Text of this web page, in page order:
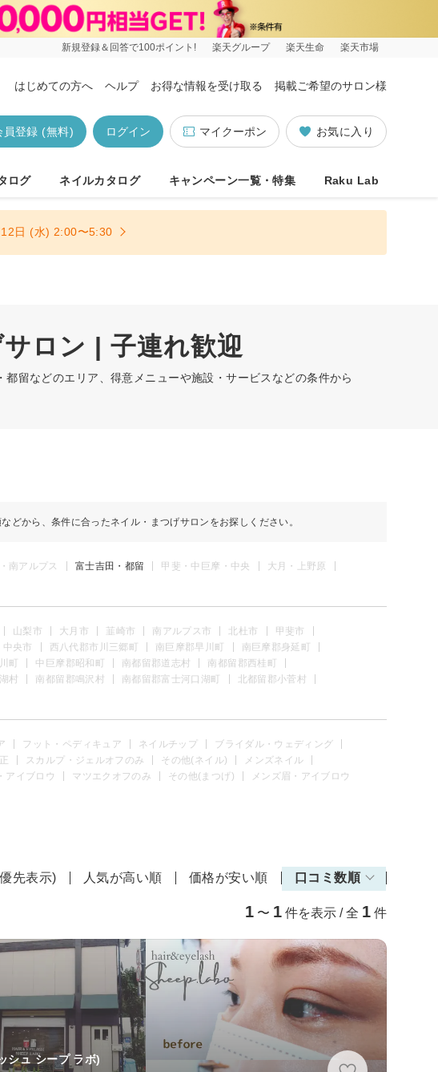
新規登録＆回答で100ポイント! 楽天グループ 楽天生命 楽天市場
はじめての方へ ヘルプ お得な情報を受け取る 掲載ご希望のサロン様
お気に入り
マイクーポン
ログイン
員登録 (無料)
ログ ネイルカタログ キャンペーン一覧・特集 Raku Lab
日 (水) 2:00〜5:30
ロン | 子連れ歓迎
留などのエリア、得意メニューや施設・サービスなどの条件から
どから、条件に合ったネイル・まつげサロンをお探しください。
南アルプス 富士吉田・都留 甲斐・中巨摩・中央
大月・上野原
山梨市 大月市 韮崎市 南アルプス市 北杜市
甲斐市
中央市 西八代郡市川三郷町 南巨摩郡早川町
南巨摩郡身延町
町 中巨摩郡昭和町 南都留郡道志村
南都留郡西桂町
村 南都留郡鳴沢村 南都留郡富士河口湖町
北都留郡小菅村
フット・ペディキュア ネイルチップ
ブライダル・ウェディング
スカルプ・ジェルオフのみ その他(ネイル)
メンズネイル
アイブロウ マツエクオフのみ その他(まつげ) メンズ眉・アイブロウ
先表示) 人気が高い順 価格が安い順 口コミ数順
1 〜 1 件を表示 / 全 1 件
シュ シープ ラボ)